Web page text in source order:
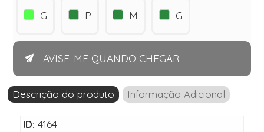
G P M G
AVISE-ME QUANDO CHEGAR
Descrição do produto Informação Adicional
ID: 4164